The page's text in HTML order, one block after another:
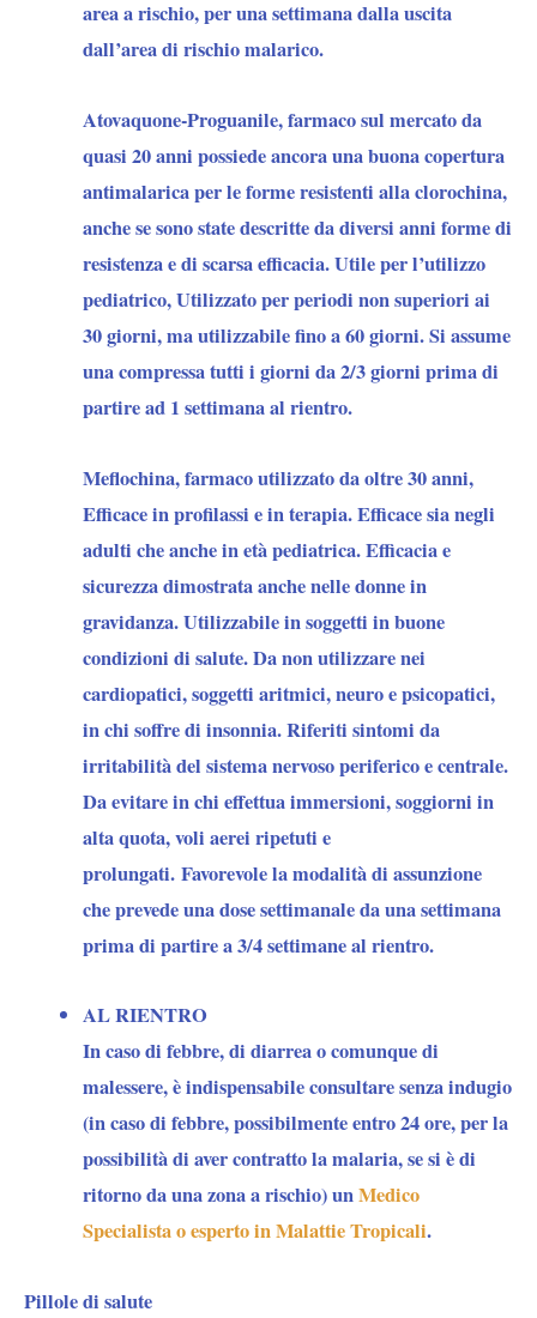
area a rischio, per una settimana dalla uscita
dall’area di rischio malarico.
Atovaquone-Proguanile, farmaco sul mercato da
quasi 20 anni possiede ancora una buona copertura
antimalarica per le forme resistenti alla clorochina,
anche se sono state descritte da diversi anni forme di
resistenza e di scarsa efficacia. Utile per l’utilizzo
pediatrico, Utilizzato per periodi non superiori ai
30 giorni, ma utilizzabile fino a 60 giorni. Si assume
una compressa tutti i giorni da 2/3 giorni prima di
partire ad 1 settimana al rientro.
Meflochina, farmaco utilizzato da oltre 30 anni,
Efficace in profilassi e in terapia. Efficace sia negli
adulti che anche in età pediatrica. Efficacia e
sicurezza dimostrata anche nelle donne in
gravidanza. Utilizzabile in soggetti in buone
condizioni di salute. Danon utilizzarenei
cardiopatici, soggetti aritmici, neuro e psicopatici,
in chi soffre di insonnia. Riferiti sintomi da
irritabilità del sistema nervoso periferico e centrale.
Da evitare in chi effettua immersioni, soggiorni in
alta quota, voli aerei ripetuti e
prolungati. Favorevole la modalità di assunzione
che prevede una dose settimanale da una settimana
prima di partire a 3/4 settimane al rientro.
AL RIENTRO
In caso di febbre, di diarrea o comunque di
malessere, è indispensabile consultare senza indugio
(in caso di febbre, possibilmente entro 24 ore, per la
possibilità di aver contratto la malaria, se si è di
ritorno da una zona a rischio) unMedico
Specialista o esperto in Malattie Tropicali.
Pillole di salute